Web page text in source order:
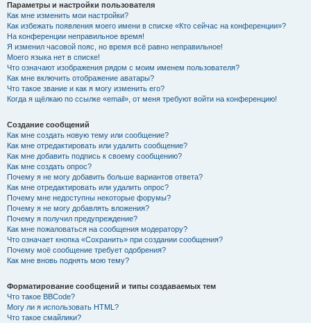
Параметры и настройки пользователя
Как мне изменить мои настройки?
Как избежать появления моего имени в списке «Кто сейчас на конференции»?
На конференции неправильное время!
Я изменил часовой пояс, но время всё равно неправильное!
Моего языка нет в списке!
Что означают изображения рядом с моим именем пользователя?
Как мне включить отображение аватары?
Что такое звание и как я могу изменить его?
Когда я щёлкаю по ссылке «email», от меня требуют войти на конференцию!
Создание сообщений
Как мне создать новую тему или сообщение?
Как мне отредактировать или удалить сообщение?
Как мне добавить подпись к своему сообщению?
Как мне создать опрос?
Почему я не могу добавить больше вариантов ответа?
Как мне отредактировать или удалить опрос?
Почему мне недоступны некоторые форумы?
Почему я не могу добавлять вложения?
Почему я получил предупреждение?
Как мне пожаловаться на сообщения модератору?
Что означает кнопка «Сохранить» при создании сообщения?
Почему моё сообщение требует одобрения?
Как мне вновь поднять мою тему?
Форматирование сообщений и типы создаваемых тем
Что такое BBCode?
Могу ли я использовать HTML?
Что такое смайлики?